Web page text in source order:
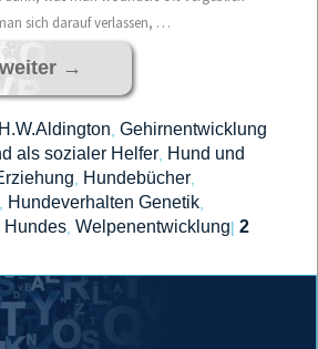
sich darauf verlassen, …
→
Gehirnentwicklung
als sozialer Helfer Hund und
Hundebücher
Hundeverhalten Genetik
Hundes Welpenentwicklung| 2